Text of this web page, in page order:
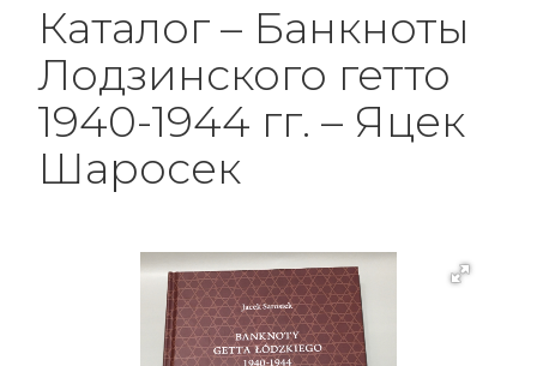
Каталог – Банкноты
Лодзинского гетто
1940-1944 гг. – Яцек
Шаросек